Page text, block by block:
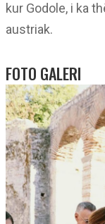
kur Godole, i ka
austriak.
FOTO GALERI